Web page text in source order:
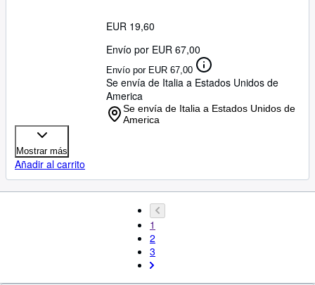
EUR 19,60
Envío por EUR 67,00
Envío por EUR 67,00
Se envía de Italia a Estados Unidos de
America
Se envía de Italia a Estados Unidos de
America
Mostrar más
Añadir al carrito
1
2
3